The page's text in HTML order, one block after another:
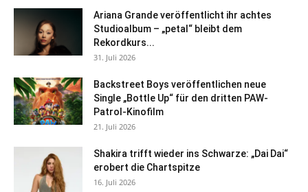
Ariana Grande veröffentlicht ihr achtes
Studioalbum – „petal“ bleibt dem
Rekordkurs...
31. Juli 2026
Backstreet Boys veröffentlichen neue
Single „Bottle Up“ für den dritten PAW-
Patrol-Kinofilm
21. Juli 2026
Shakira trifft wieder ins Schwarze: „Dai Dai“
erobert die Chartspitze
16. Juli 2026